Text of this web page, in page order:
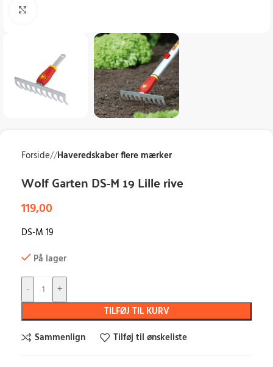
Forside/ Haveredskaber flere mærker
Wolf Garten DS-M 19 Lille rive
119,00
DS-M 19
På lager
-
+
TILFØJ TIL KURV
Sammenlign
Tilføj til ønskeliste